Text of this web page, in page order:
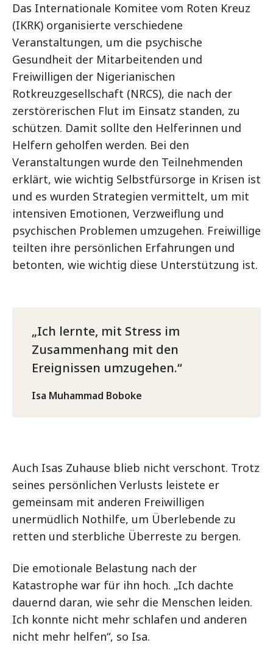
Das Internationale Komitee vom Roten Kreuz
(IKRK) organisierte verschiedene
Veranstaltungen, um die psychische
Gesundheit der Mitarbeitenden und
Freiwilligen der Nigerianischen
Rotkreuzgesellschaft (NRCS), die nach der
zerstörerischen Flut im Einsatz standen, zu
schützen. Damit sollte den Helferinnen und
Helfern geholfen werden. Bei den
Veranstaltungen wurde den Teilnehmenden
erklärt, wie wichtig Selbstfürsorge in Krisen ist
und es wurden Strategien vermittelt, um mit
intensiven Emotionen, Verzweiflung und
psychischen Problemen umzugehen. Freiwillige
teilten ihre persönlichen Erfahrungen und
betonten, wie wichtig diese Unterstützung ist.
Ich lernte, mit Stress im
Zusammenhang mit den
Ereignissen umzugehen.
Isa Muhammad Boboke
Auch Isas Zuhause blieb nicht verschont. Trotz
seines persönlichen Verlusts leistete er
gemeinsam mit anderen Freiwilligen
unermüdlich Nothilfe, um Überlebende zu
retten und sterbliche Überreste zu bergen.
Die emotionale Belastung nach der
Katastrophe war für ihn hoch. „Ich dachte
dauernd daran, wie sehr die Menschen leiden.
Ich konnte nicht mehr schlafen und anderen
nicht mehr helfen“, so Isa.